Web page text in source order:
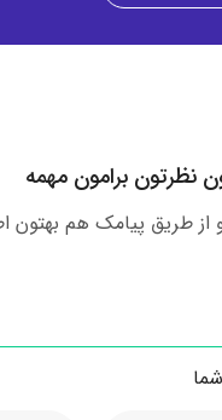
نظرتون برامون مهمه
طریق پیامک هم بهتون